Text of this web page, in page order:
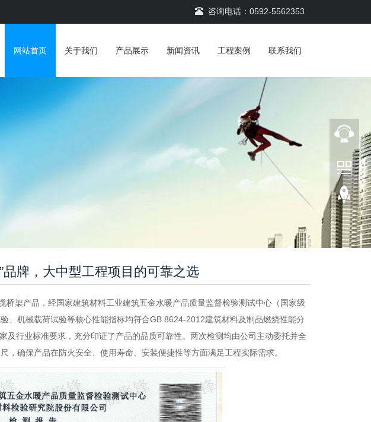
咨询电话：0592-5562353
网站首页 关于我们 产品展示 新闻资讯 工程案例 联系我们
牌，大中型工程项目的可靠之选
桥架产品，经国家建筑材料工业建筑五金水暖产品质量监督检验测试中心（国家级
、机械载荷试验等核心性能指标均符合GB 8624-2012建筑材料及制品燃烧性能分
及行业标准要求，充分印证了产品的品质可靠性。两次检测均由公司主动委托并全
，确保产品在防火安全、使用寿命、安装便捷性等方面满足工程实际需求。